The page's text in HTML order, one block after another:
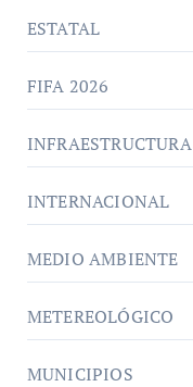
ESTATAL
FIFA 2026
INFRAESTRUCTURA
INTERNACIONAL
MEDIO AMBIENTE
METEREOLÓGICO
MUNICIPIOS